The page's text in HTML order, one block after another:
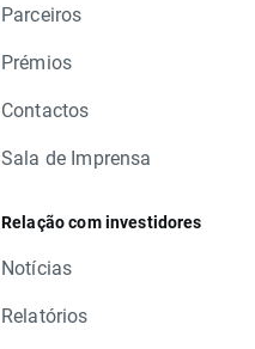
Parceiros
Prémios
Contactos
Sala de Imprensa
Relação com investidores
Notícias
Relatórios